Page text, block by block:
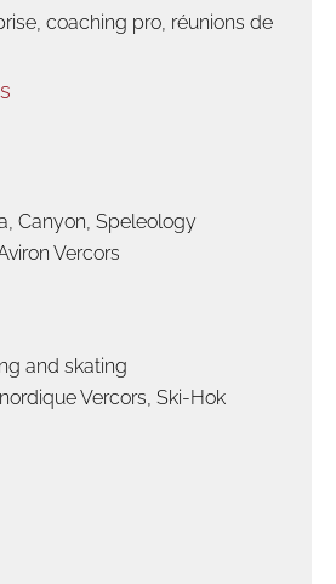
coaching pro, réunions de
Canyon, Speleology
Vercors
and skating
Vercors, Ski-Hok